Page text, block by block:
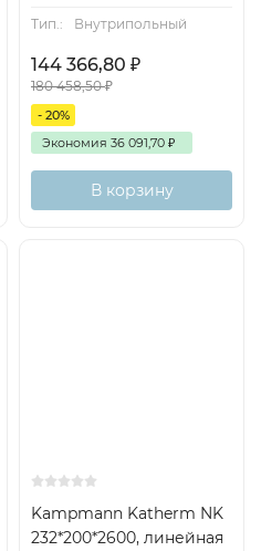
Тип.:
Внутрипольный
144 366,80 ₽
180 458,50₽
- 20%
Экономия 36 091,70 ₽
В корзину
Kampmann Katherm NK
232*200*2600, линейная